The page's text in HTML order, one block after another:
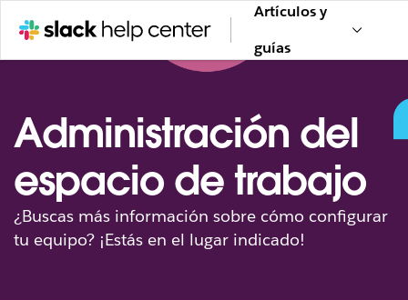
Artículos y
guías
Administración del
espacio de trabajo
¿Buscas más información sobre cómo configurar
tu equipo? ¡Estás en el lugar indicado!